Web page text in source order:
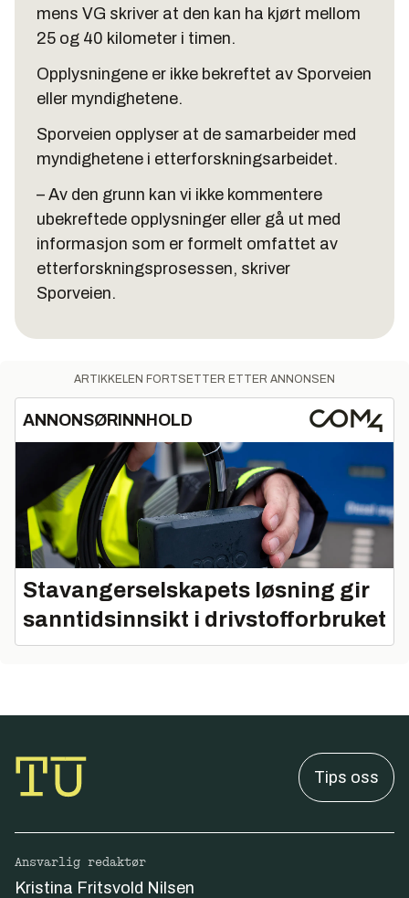
mens VG skriver at den kan ha kjørt mellom
25 og 40 kilometer i timen.
Opplysningene er ikke bekreftet av Sporveien
eller myndighetene.
Sporveien opplyser at de samarbeider med
myndighetene i etterforskningsarbeidet.
– Av den grunn kan vi ikke kommentere
ubekreftede opplysninger eller gå ut med
informasjon som er formelt omfattet av
etterforskningsprosessen, skriver
Sporveien.
ARTIKKELEN FORTSETTER ETTER ANNONSEN
ANNONSØRINNHOLD
Stavangerselskapets løsning gir
sanntidsinnsikt i drivstofforbruket
Tips oss
Ansvarlig redaktør
Kristina Fritsvold Nilsen